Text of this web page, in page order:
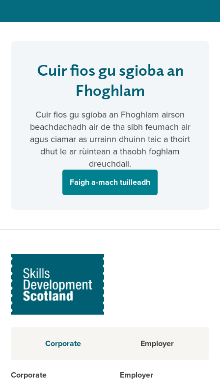
Cuir fios gu sgioba an
Fhoghlam
Cuir fios gu sgioba an Fhoghlam airson
beachdachadh air de tha sibh feumach air
agus ciamar as urrainn dhuinn taic a thoirt
dhut le ar rùintean a thaobh foghlam
dreuchdail.
Faigh a-mach tuilleadh
Corporate Employer
Corporate Employer